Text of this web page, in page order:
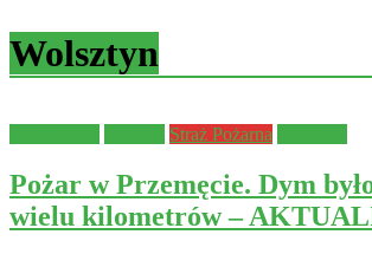
Wolsztyn
Straż Pożarna
Pożar w Przemęcie. Dym
wielu kilometrów –